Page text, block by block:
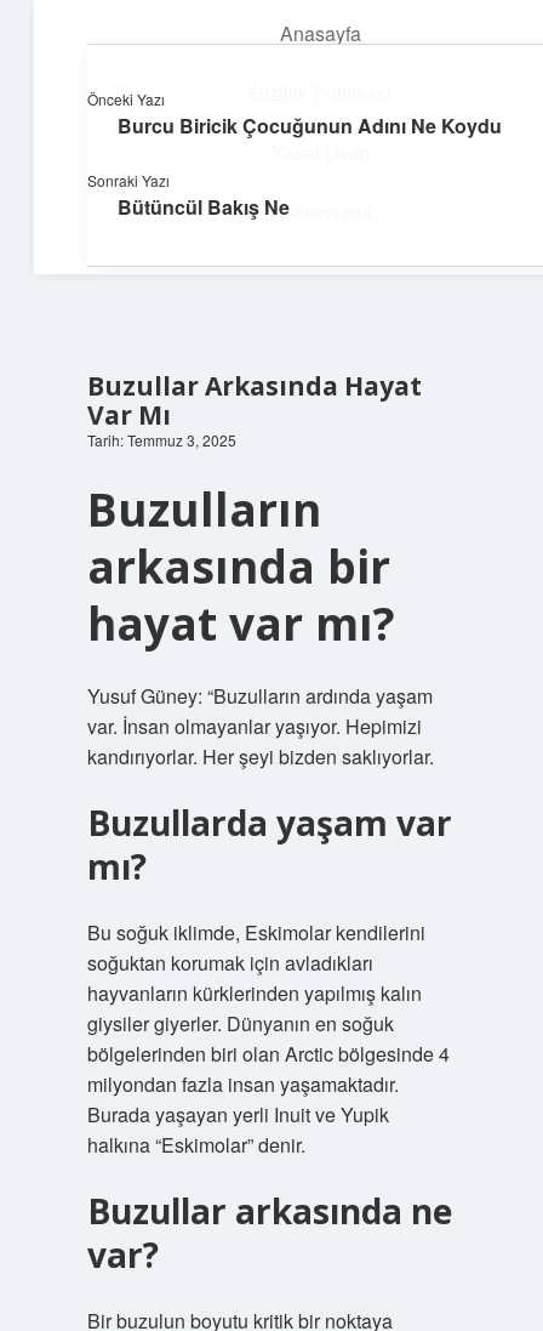
Anasayfa
Hakkımızda
Teknoloji ve Aşk
Dijital dünyada keyifli bir macera!
Buzullar Arkasında Hayat
Var Mı
Tarih: Temmuz 3, 2025
Buzulların
arkasında bir
hayat var mı?
Yusuf Güney: “Buzulların ardında yaşam
var. İnsan olmayanlar yaşıyor. Hepimizi
kandırıyorlar. Her şeyi bizden saklıyorlar.
Buzullarda yaşam var
mı?
Bu soğuk iklimde, Eskimolar kendilerini
soğuktan korumak için avladıkları
hayvanların kürklerinden yapılmış kalın
giysiler giyerler. Dünyanın en soğuk
bölgelerinden biri olan Arctic bölgesinde 4
milyondan fazla insan yaşamaktadır.
Burada yaşayan yerli Inuit ve Yupik
halkına “Eskimolar” denir.
Buzullar arkasında ne
var?
Bir buzulun boyutu kritik bir noktaya
Önceki Yazı
Burcu Biricik Çocuğunun Adını Ne Koydu
Sonraki Yazı
Bütüncül Bakış Ne